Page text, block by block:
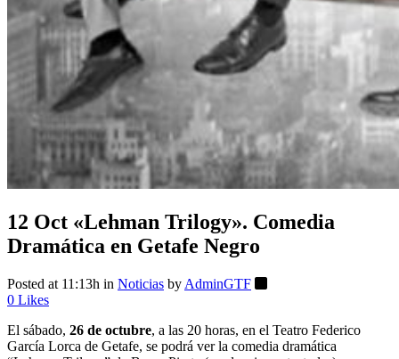
12 Oct «Lehman Trilogy». Comedia
Dramática en Getafe Negro
Posted at 11:13h in Noticias by AdminGTF
0 Likes
El sábado, 26 de octubre, a las 20 horas, en el Teatro Federico
García Lorca de Getafe, se podrá ver la comedia dramática